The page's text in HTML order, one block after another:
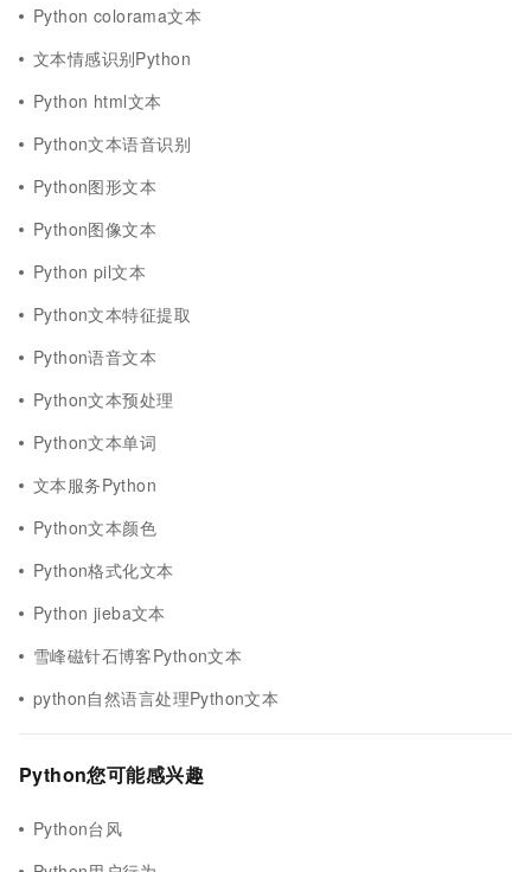
Python colorama文本
文本情感识别Python
Python html文本
Python文本语音识别
Python图形文本
Python图像文本
Python pil文本
Python文本特征提取
Python语音文本
Python文本预处理
Python文本单词
文本服务Python
Python文本颜色
Python格式化文本
Python jieba文本
雪峰磁针石博客Python文本
python自然语言处理Python文本
Python您可能感兴趣
Python台风